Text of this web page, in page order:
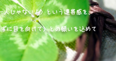
人じゃないよ〉という連帯感を、
に目を向けて〉との願いを込めて